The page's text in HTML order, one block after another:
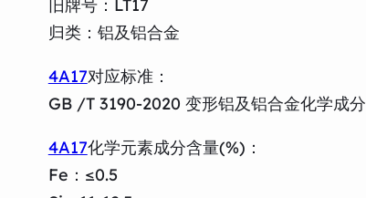
旧牌号：LT17
归类：铝及铝合金
4A17对应标准：
GB /T 3190-2020 变形铝及铝合金化学成分
4A17化学元素成分含量(%)：
Fe：≤0.5